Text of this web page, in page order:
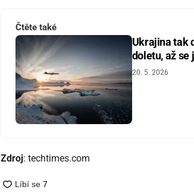
Čtěte také
Ukrajina tak
doletu, až se
20. 5. 2026
Zdroj: techtimes.com